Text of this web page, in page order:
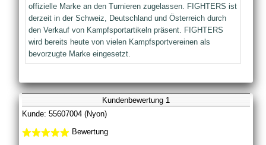
offizielle Marke an den Turnieren zugelassen. FIGHTERS ist
derzeit in der Schweiz, Deutschland und Österreich durch
den Verkauf von Kampfsportartikeln präsent. FIGHTERS
wird bereits heute von vielen Kampfsportvereinen als
bevorzugte Marke eingesetzt.
Kundenbewertung 1
Kunde: 55607004 (Nyon)
Bewertung